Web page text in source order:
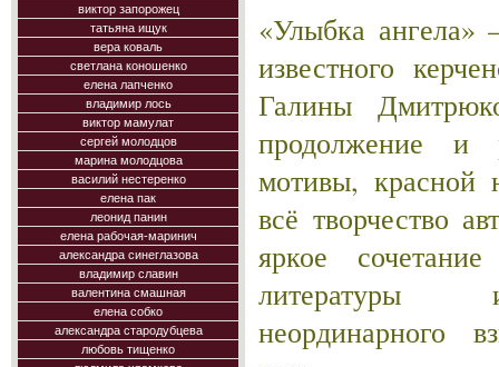
виктор запорожец
татьяна ищук
вера коваль
светлана коношенко
елена лапченко
владимир лось
виктор мамулат
сергей молодцов
марина молодцова
василий нестеренко
елена пак
леонид панин
елена рабочая-маринич
александра синеглазова
владимир славин
валентина смашная
елена собко
александра стародубцева
любовь тищенко
«Улыбка ангела»
известного
Галины
продолжение и
мотивы, красной
всё творчество
яркое
литературы
неординарного